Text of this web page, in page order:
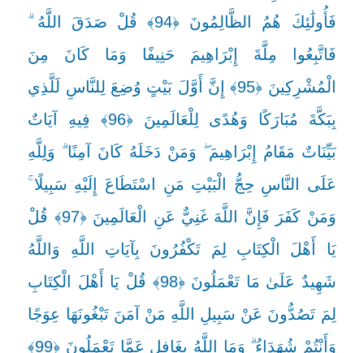
فَأُولَٰئِكَ هُمُ الظَّالِمُونَ ﴿94﴾ قُلْ صَدَقَ اللَّهُ ۗ
فَاتَّبِعُوا مِلَّةَ إِبْرَاهِيمَ حَنِيفًا وَمَا كَانَ مِنَ
الْمُشْرِكِينَ ﴿95﴾ إِنَّ أَوَّلَ بَيْتٍ وُضِعَ لِلنَّاسِ لَلَّذِي
بِبَكَّةَ مُبَارَكًا وَهُدًى لِلْعَالَمِينَ ﴿96﴾ فِيهِ آيَاتٌ
بَيِّنَاتٌ مَقَامُ إِبْرَاهِيمَ ۖ وَمَنْ دَخَلَهُ كَانَ آمِنًا ۗ وَلِلَّهِ
عَلَى النَّاسِ حِجُّ الْبَيْتِ مَنِ اسْتَطَاعَ إِلَيْهِ سَبِيلًا ۚ
وَمَنْ كَفَرَ فَإِنَّ اللَّهَ غَنِيٌّ عَنِ الْعَالَمِينَ ﴿97﴾ قُلْ
يَا أَهْلَ الْكِتَابِ لِمَ تَكْفُرُونَ بِآيَاتِ اللَّهِ وَاللَّهُ
شَهِيدٌ عَلَىٰ مَا تَعْمَلُونَ ﴿98﴾ قُلْ يَا أَهْلَ الْكِتَابِ
لِمَ تَصُدُّونَ عَنْ سَبِيلِ اللَّهِ مَنْ آمَنَ تَبْغُونَهَا عِوَجًا
وَأَنْتُمْ شُهَدَاءُ ۗ وَمَا اللَّهُ بِغَافِلٍ عَمَّا تَعْمَلُونَ ﴿99﴾